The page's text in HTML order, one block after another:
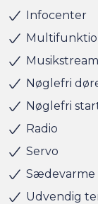
Man-Fre kl. 10.00
Lørdag kl. 11.00 -
Søndag kl. 10.00
Infocenter
Nøglefri
Nøglefri
Radio
Servo
Sædevarme
Udvendig